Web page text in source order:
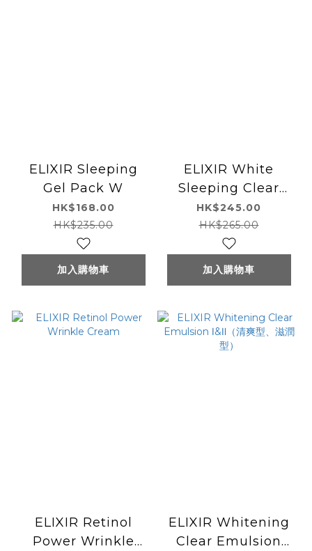
ELIXIR Sleeping
Gel Pack W
HK$168.00
HK$235.00
加入購物車
ELIXIR White
Sleeping Clear
Pack C
HK$245.00
HK$265.00
加入購物車
ELIXIR Retinol
Power Wrinkle
ELIXIR Whitening
Clear Emulsion